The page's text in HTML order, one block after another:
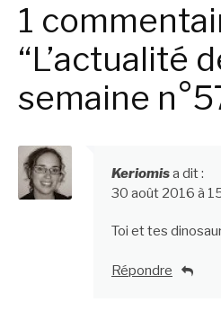
1
“L’actualité
semaine
Keriomisa dit :
30 août 2016 à
Toi et tes
Répondre